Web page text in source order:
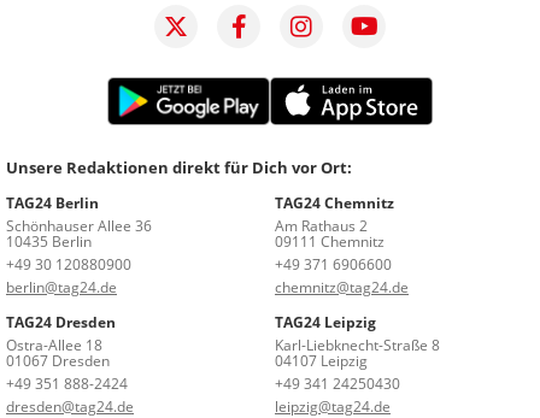
Unsere Redaktionen direkt für Dich vor Ort:
TAG24 Berlin
Schönhauser Allee 36
10435 Berlin
+49 30 120880900
berlin@tag24.de
TAG24 Chemnitz
Am Rathaus 2
09111 Chemnitz
+49 371 6906600
chemnitz@tag24.de
TAG24 Dresden
Ostra-Allee 18
01067 Dresden
+49 351 888-2424
dresden@tag24.de
TAG24 Leipzig
Karl-Liebknecht-Straße 8
04107 Leipzig
+49 341 24250430
leipzig@tag24.de